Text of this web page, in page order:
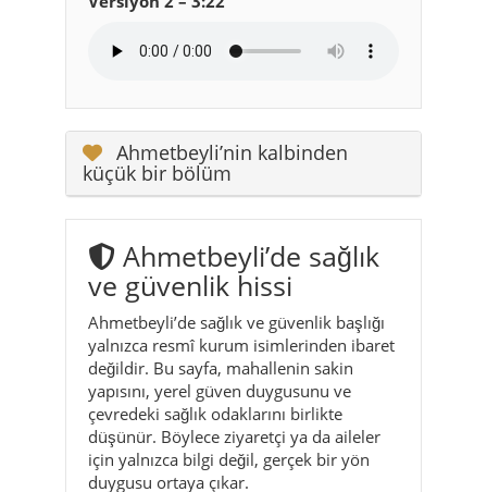
Ahmetbeyli’nin kalbinden
küçük bir bölüm
Ahmetbeyli’de sağlık
ve güvenlik hissi
değildir. Bu sayfa, mahallenin sakin
yapısını, yerel güven duygusunu ve
çevredeki sağlık odaklarını birlikte
düşünür. Böylece ziyaretçi ya da aileler
için yalnızca bilgi değil, gerçek bir yön
duygusu ortaya çıkar.
sahil mahallesi
yerel güven hissi
sağlık noktaları çevrede
pratik yön bulma